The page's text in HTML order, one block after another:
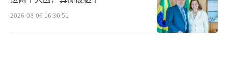
2026-08-06 16:30:51